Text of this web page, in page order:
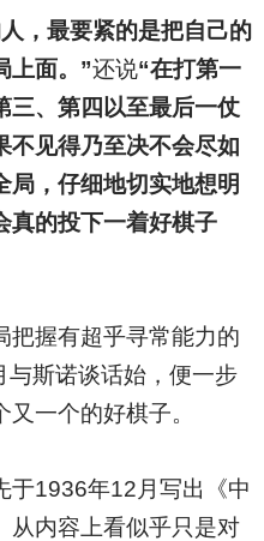
，最要紧的是把自己的
上面。”还说“在打第一
三、第四以至最后一仗
见得乃至决不会尽如
局，仔细地切实地想明
真的投下一着好棋子
把握有超乎寻常能力的
斯诺谈话始，便一步
一个的好棋子。
于1936年12月写出《中
从内容上看似乎只是对